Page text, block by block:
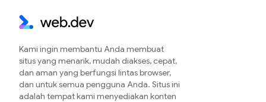
Kami ingin membantu Anda membuat
situs yang menarik, mudah diakses, cepat,
dan aman yang berfungsi lintas browser,
dan untuk semua pengguna Anda. Situs ini
adalah tempat kami menyediakan konten